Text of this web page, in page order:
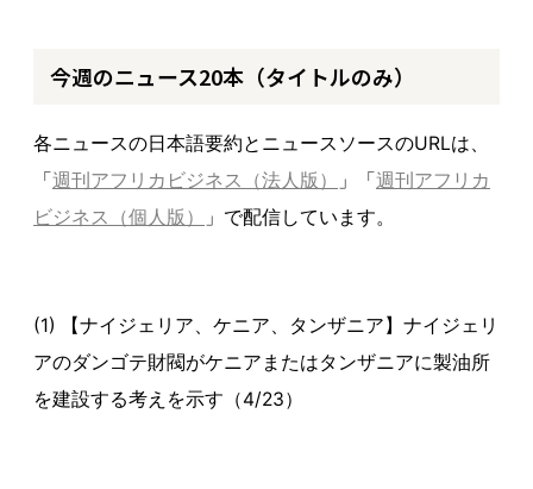
今週のニュース20本（タイトルのみ）
各ニュースの日本語要約とニュースソースのURLは、
「週刊アフリカビジネス（法人版） 」「週刊アフリカ
ビジネス（個人版）
」で配信しています。
(1) 【ナイジェリア、ケニア、タンザニア】ナイジェリ
アのダンゴテ財閥がケニアまたはタンザニアに製油所
を建設する考えを示す（4/23）